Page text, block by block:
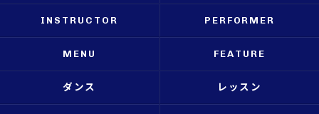
INSTRUCTOR PERFORMER
MENU FEATURE
ダンス レッスン